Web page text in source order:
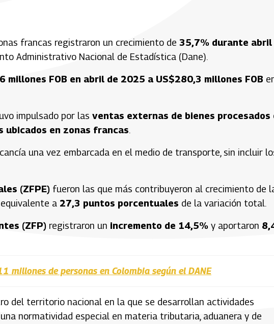
francas registraron un crecimiento de 35,7% durante abril
Administrativo Nacional de Estadística (Dane).
millones FOB en abril de 2025 a US$280,3 millones FOB
impulsado por las ventas externas de bienes procesados
en zonas francas.
una vez embarcada en el medio de transporte, sin incluir
(ZFPE) fueron las que más contribuyeron al crecimiento de
, equivalente a 27,3 puntos porcentuales de la variación total.
(ZFP) registraron un incremento de 14,5% y aportaron
millones de personas en Colombia según el DANE
del territorio nacional en la que se desarrollan actividades
normatividad especial en materia tributaria, aduanera y de